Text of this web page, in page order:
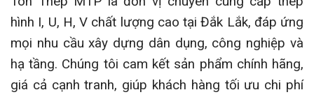
hình I, U, H, V chất lượng cao tại Đắk Lắk, đáp ứng
mọi nhu cầu xây dựng dân dụng, công nghiệp và
hạ tầng. Chúng tôi cam kết sản phẩm chính hãng,
giá cả cạnh tranh, giúp khách hàng tối ưu chi phí